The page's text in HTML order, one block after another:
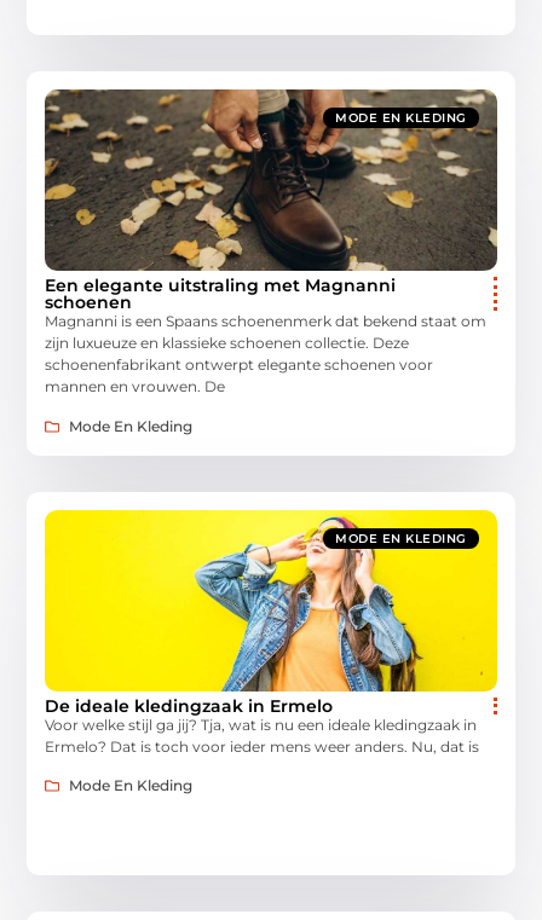
MODE EN KLEDING
Een elegante uitstraling met Magnanni
schoenen
Magnanni is een Spaans schoenenmerk dat bekend staat om
zijn luxueuze en klassieke schoenen collectie. Deze
schoenenfabrikant ontwerpt elegante schoenen voor
mannen en vrouwen. De
Mode En Kleding
MODE EN KLEDING
De ideale kledingzaak in Ermelo
Voor welke stijl ga jij? Tja, wat is nu een ideale kledingzaak in
Ermelo? Dat is toch voor ieder mens weer anders. Nu, dat is
Mode En Kleding